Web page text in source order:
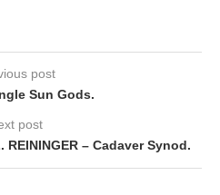
post
Sun Gods.
post
REININGER – Cadaver Synod.